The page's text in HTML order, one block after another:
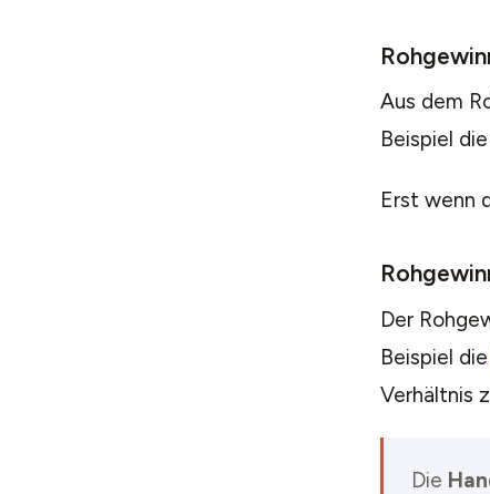
Aus dem
Beispiel
Erst wenn
Der
Beispiel die
Verhältnis
Die